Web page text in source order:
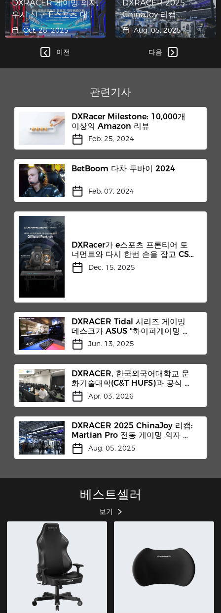
이전
DXRACER 게이밍 의자,
우시 신구 E스포츠 대회
및 TEC 클럽 개장식에서
주목을 받다
Oct. 28, 2025
DXRACER 2025
ChinaJoy 리캡:
Martian Pro 전동 게이
밍 의자 출시
Aug. 05, 2025
다음
관련기사
DXRacer Milestone: 10,000개
이상의 Amazon 리뷰
Feb. 25, 2024
BetBoom 다차 두바이 2024
Feb. 07, 2024
DXRacer가 e스포츠 프론티어 토
너먼트와 다시 한번 손을 잡고 CS
아시아 오픈 결승전을 후원합니다.
Dec. 15, 2025
DXRACER Tidal 시리즈 게이밍
데스크가 ASUS "하이퍼게이밍 조
종석"에 충돌
Jun. 13, 2025
DXRACER, 한국외국어대학교 문
화기술대학(C&T HUFS)과 공식 파
트너십 체결
Apr. 03, 2026
DXRACER 2025 ChinaJoy 리캡:
Martian Pro 전동 게이밍 의자 출
시
Aug. 05, 2025
베스트셀러
보기